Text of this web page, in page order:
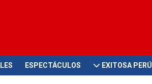
ESPECTÁCULOS EXITOSA PERÚ